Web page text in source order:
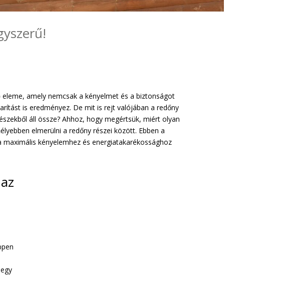
amely nemcsak a kényelmet és a biztonságot
is eredményez. De mit is rejt valójában a redőny
áll össze? Ahhoz, hogy megértsük, miért olyan
elmerülni a redőny részei között. Ebben a
kényelemhez és energiatakarékossághoz